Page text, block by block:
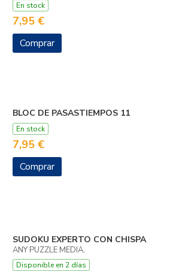
En stock
7,95 €
Comprar
BLOC DE PASASTIEMPOS 11
En stock
7,95 €
Comprar
SUDOKU EXPERTO CON CHISPA
ANY PUZZLE MEDIA,
Disponible en 2 días